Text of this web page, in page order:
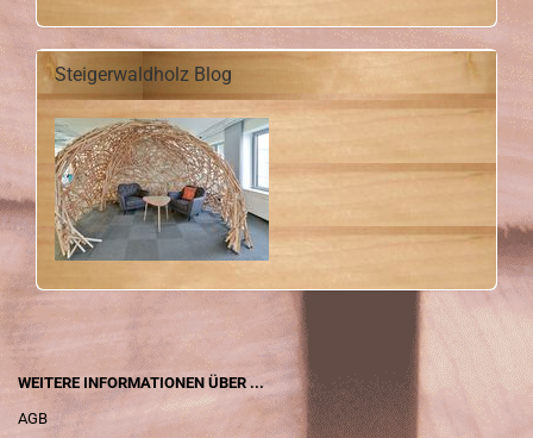
Steigerwaldholz Blog
WEITERE INFORMATIONEN ÜBER ...
AGB